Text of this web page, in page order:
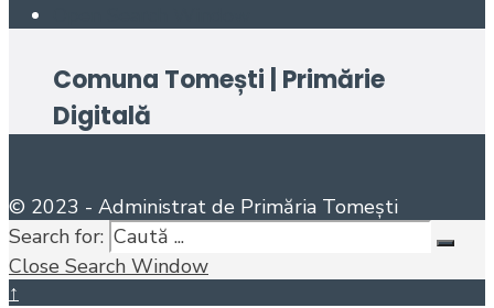
Comuna Tomești | Primărie
Digitală
© 2023 - Administrat de Primăria Tomești
Search for:
Close Search Window
↑